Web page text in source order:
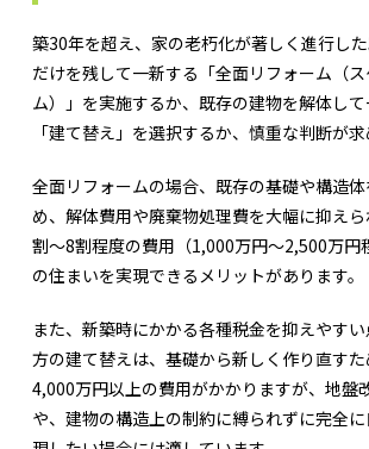
築30年を超え、家の老朽化が著しく進行し
だけを残して一新する「全面リフォーム（
ム）」を実施するか、既存の建物を解体し
「建て替え」を選択するか、慎重な判断が求
全面リフォームの場合、既存の基礎や構造
め、解体費用や廃棄物処理費を大幅に抑え
割〜8割程度の費用（1,000万円〜2,500万円
の住まいを実現できるメリットがあります。
また、新築時にかかる各種税金を抑えやす
方の建て替えは、基礎から新しく作り直す
4,000万円以上の費用がかかりますが、地盤
や、建物の構造上の制約に縛られずに完全